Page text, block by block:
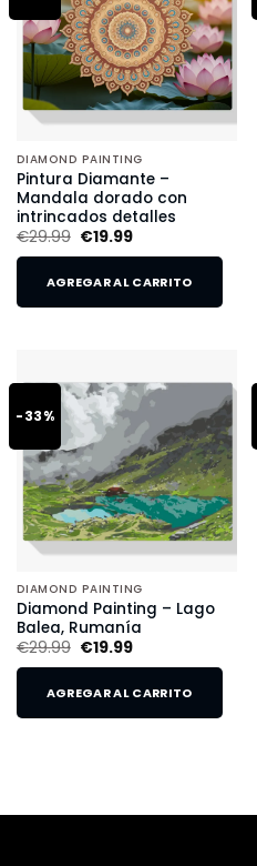
DIAMOND PAINTING
Pintura Diamante –
Mandala dorado con
intrincados detalles
€29.99 €19.99
AGREGAR AL CARRITO
-33%
DIAMOND PAINTING
Diamond Painting – Lago
Balea, Rumanía
€29.99 €19.99
AGREGAR AL CARRITO